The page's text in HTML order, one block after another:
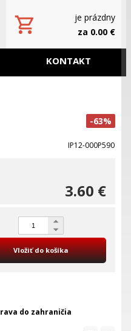
je prázdny
za 0.00 €
KONTAKT
-63%
IP12-000P590
3.60 €
Vložiť do košíka
do zahraničia